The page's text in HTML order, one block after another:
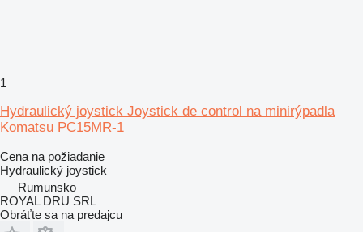
1
Hydraulický joystick Joystick de control na minirýpadla
Komatsu PC15MR-1
Cena na požiadanie
Hydraulický joystick
Rumunsko
ROYAL DRU SRL
Obráťte sa na predajcu